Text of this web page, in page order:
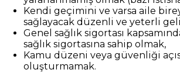
Kendi geçimini ve varsa aile
sağlayacak düzenli ve yeterli
Genel sağlık sigortası
sağlık sigortasına sahip olmak,
Kamu düzeni veya güvenliği
oluşturmamak.